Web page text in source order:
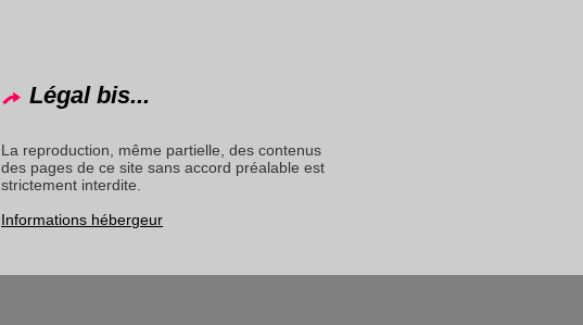
Légal bis...
La reproduction, même partielle, des contenus
des pages de ce site sans accord préalable est
strictement interdite.
Informations hébergeur